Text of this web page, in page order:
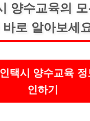
양수교육의
바로 알아보세
택시 양수교육 정
인하기